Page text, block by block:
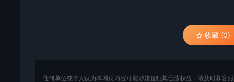
收藏 (0)
任何单位或个人认为本网页内容可能涉嫌侵犯其合法权益，请及时和客